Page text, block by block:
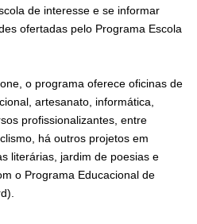
de interesse e se informar
ofertadas pelo Programa Escola
o programa oferece oficinas de
artesanato, informática,
profissionalizantes, entre
há outros projetos em
literárias, jardim de poesias e
o Programa Educacional de